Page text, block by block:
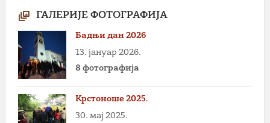
ГАЛЕРИЈЕ ФОТОГРАФИЈА
Бадњи дан 2026
13. јануар 2026.
8 фотографија
Крстоноше 2025.
30. мај 2025.